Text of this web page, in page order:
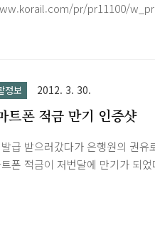
pr/pr11100/
정보 2012. 3. 30.
트폰 적금 만기 인증샷
급 받으러갔다가 은행원의 권유
폰 적금이 저번달에 만기가 되었